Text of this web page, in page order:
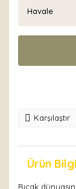
Havale
Karşılaştır
Ürün
Bıçak